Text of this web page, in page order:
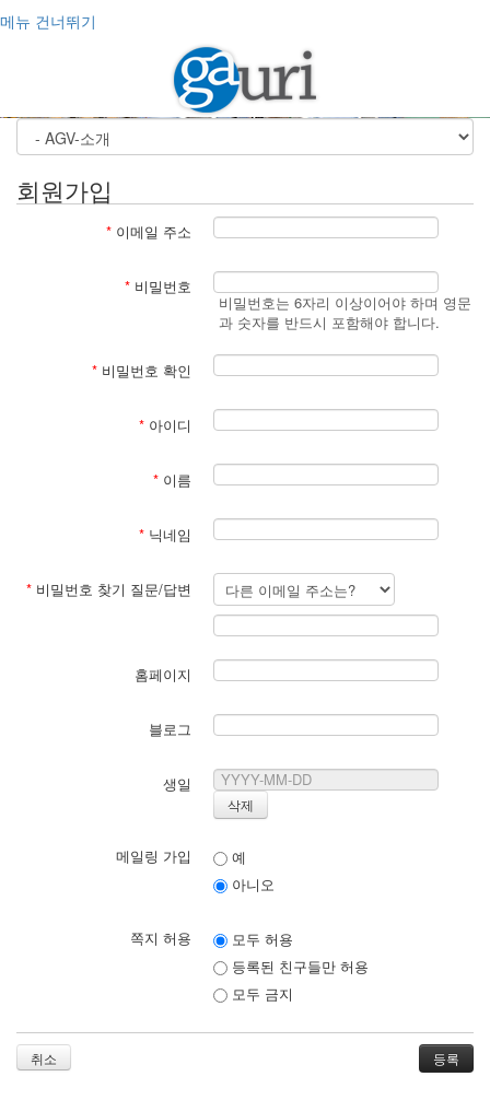
메뉴 건너뛰기
회원가입
* 이메일 주소
* 비밀번호
비밀번호는 6자리 이상이어야 하며 영문
과 숫자를 반드시 포함해야 합니다.
* 비밀번호 확인
* 아이디
* 이름
* 닉네임
* 비밀번호 찾기 질문/답변
홈페이지
블로그
생일
메일링 가입
예
아니오
쪽지 허용
모두 허용
등록된 친구들만 허용
모두 금지
취소